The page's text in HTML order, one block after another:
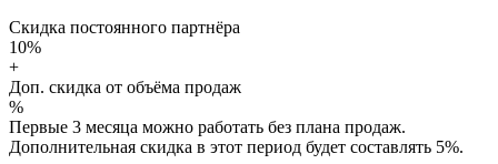
Скидка постоянного партнёра
10%
+
Доп. скидка от объёма продаж
%
Первые 3 месяца можно работать без плана продаж.
Дополнительная скидка в этот период будет составлять 5%.